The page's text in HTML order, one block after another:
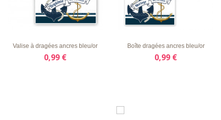
D'ENVIE
APERÇU
RAPIDE
DÉTAILS
Valise à dragées ancres bleu/or
0,99 €
LISTE
D'ENVIE
APERÇU
RAPIDE
Boîte dragées ancres bleu/or
0,99 €